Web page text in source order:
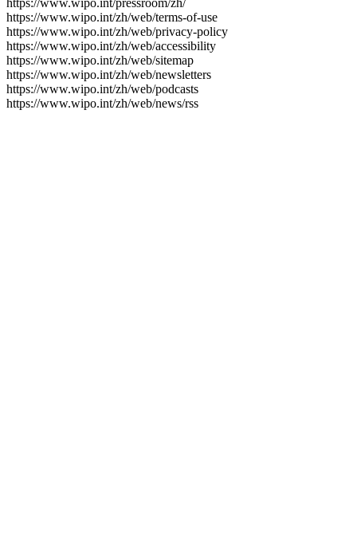
https://www.wipo.int/zh/web/terms-of-use
https://www.wipo.int/zh/web/privacy-policy
https://www.wipo.int/zh/web/accessibility
https://www.wipo.int/zh/web/sitemap
https://www.wipo.int/zh/web/newsletters
https://www.wipo.int/zh/web/podcasts
https://www.wipo.int/zh/web/news/rss